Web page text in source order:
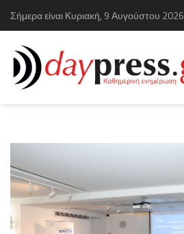
Σήμερα είναι Κυριακή, 9 Αυγούστου 2026